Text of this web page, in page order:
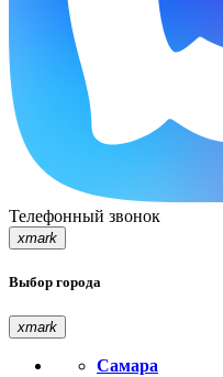
Телефонный звонок
xmark
Выбор города
xmark
Самара